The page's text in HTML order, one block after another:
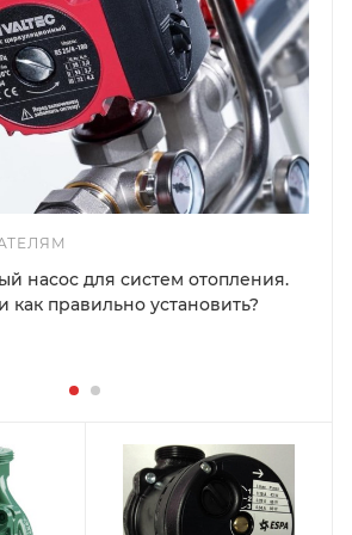
насос для систем отопления.
как правильно установить?